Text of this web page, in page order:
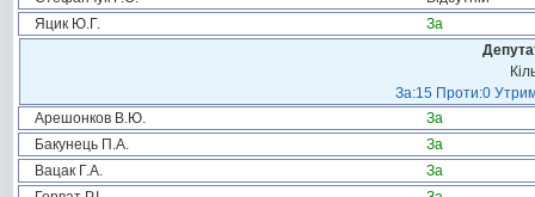
Яцик Ю.Г.
За
За:15 Проти:0
Арешонков В.Ю.
За
Бакунець П.А.
За
Вацак Г.А.
За